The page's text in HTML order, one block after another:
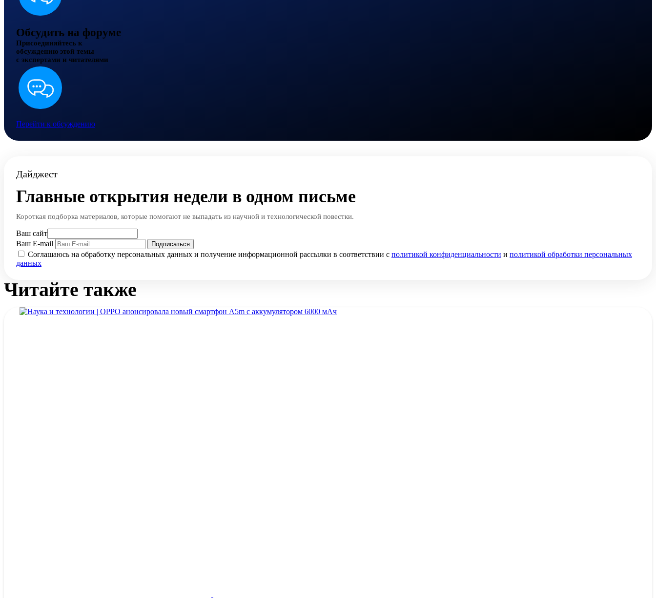
Обсудить на форуме
Присоединяйтесь к
обсуждению этой темы
с экспертами и читателями
Перейти к обсуждению
Дайджест
Главные открытия недели в одном письме
Короткая подборка материалов, которые помогают не выпадать из научной и технологической повестки.
Ваш сайт
Ваш E-mail
Подписаться
Соглашаюсь на обработку персональных данных и получение информационной рассылки в соответствии с политикой конфиденциальности и политикой обработки персональных
данных
Читайте также